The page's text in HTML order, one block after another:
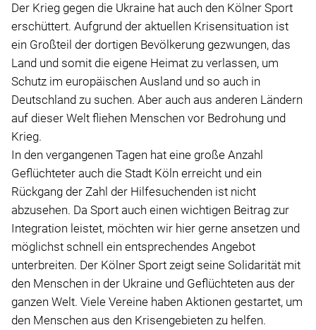
Der Krieg gegen die Ukraine hat auch den Kölner Sport
erschüttert. Aufgrund der aktuellen Krisensituation ist
ein Großteil der dortigen Bevölkerung gezwungen, das
Land und somit die eigene Heimat zu verlassen, um
Schutz im europäischen Ausland und so auch in
Deutschland zu suchen. Aber auch aus anderen Ländern
auf dieser Welt fliehen Menschen vor Bedrohung und
Krieg.
In den vergangenen Tagen hat eine große Anzahl
Geflüchteter auch die Stadt Köln erreicht und ein
Rückgang der Zahl der Hilfesuchenden ist nicht
abzusehen. Da Sport auch einen wichtigen Beitrag zur
Integration leistet, möchten wir hier gerne ansetzen und
möglichst schnell ein entsprechendes Angebot
unterbreiten. Der Kölner Sport zeigt seine Solidarität mit
den Menschen in der Ukraine und Geflüchteten aus der
ganzen Welt. Viele Vereine haben Aktionen gestartet, um
den Menschen aus den Krisengebieten zu helfen.